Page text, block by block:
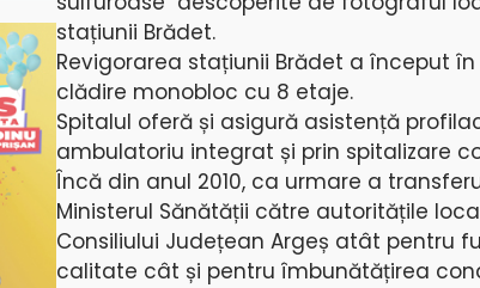
stațiunii Brădet.
Revigorarea stațiunii Brădet a început
clădire monobloc cu 8 etaje.
Spitalul oferă și asigură asistență
ambulatoriu integrat și prin spitalizare
Încă din anul 2010, ca urmare a
Ministerul Sănătății către autoritățile
Consiliului Județean Argeș atât pentru
calitate cât și pentru îmbunătățirea